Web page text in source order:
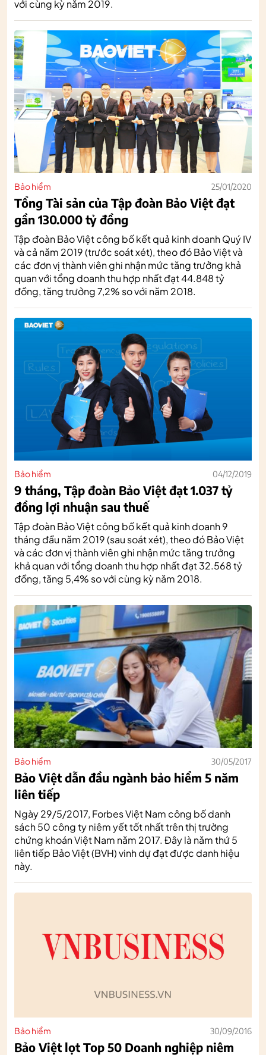
với cùng kỳ năm 2019.
Bảo hiểm 25/01/2020
Tổng Tài sản của Tập đoàn Bảo Việt đạt
gần 130.000 tỷ đồng
Tập đoàn Bảo Việt công bố kết quả kinh doanh Quý IV
và cả năm 2019 (trước soát xét), theo đó Bảo Việt và
các đơn vị thành viên ghi nhận mức tăng trưởng khả
quan với tổng doanh thu hợp nhất đạt 44.848 tỷ
đồng, tăng trưởng 7,2% so với năm 2018.
Bảo hiểm 04/12/2019
9 tháng, Tập đoàn Bảo Việt đạt 1.037 tỷ
đồng lợi nhuận sau thuế
Tập đoàn Bảo Việt công bố kết quả kinh doanh 9
tháng đầu năm 2019 (sau soát xét), theo đó Bảo Việt
và các đơn vị thành viên ghi nhận mức tăng trưởng
khả quan với tổng doanh thu hợp nhất đạt 32.568 tỷ
đồng, tăng 5,4% so với cùng kỳ năm 2018.
Bảo hiểm 30/05/2017
Bảo Việt dẫn đầu ngành bảo hiểm 5 năm
liên tiếp
Ngày 29/5/2017, Forbes Việt Nam công bố danh
sách 50 công ty niêm yết tốt nhất trên thị trường
chứng khoán Việt Nam năm 2017. Đây là năm thứ 5
liên tiếp Bảo Việt (BVH) vinh dự đạt được danh hiệu
này.
Bảo hiểm 30/09/2016
Bảo Việt lọt Top 50 Doanh nghiệp niêm